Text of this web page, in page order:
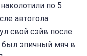
по 5
автогола
свой сэйв после
был эпичный мяч в